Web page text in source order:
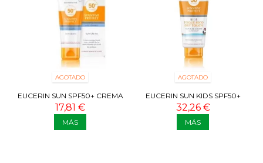
AGOTADO
EUCERIN SUN SPF50+ CREMA
PIEL SENSIBLE 50 ML
17,81 €
MÁS
AGOTADO
EUCERIN SUN KIDS SPF50+
TOQUE SECO GEL-CREMA
400 ML
32,26 €
MÁS